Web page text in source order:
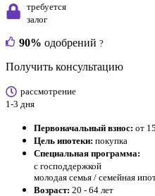
требуется
залог
90% одобрений ?
Получить консультацию
рассмотрение
1-3 дня
Первоначальный взнос: от
Цель ипотеки: покупка
Специальная программа:
с господдержкой
молодая семья / семейная
Возраст: 20 - 64 лет